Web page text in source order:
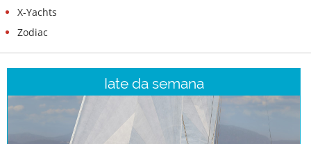
X-Yachts
Zodiac
Iate da semana